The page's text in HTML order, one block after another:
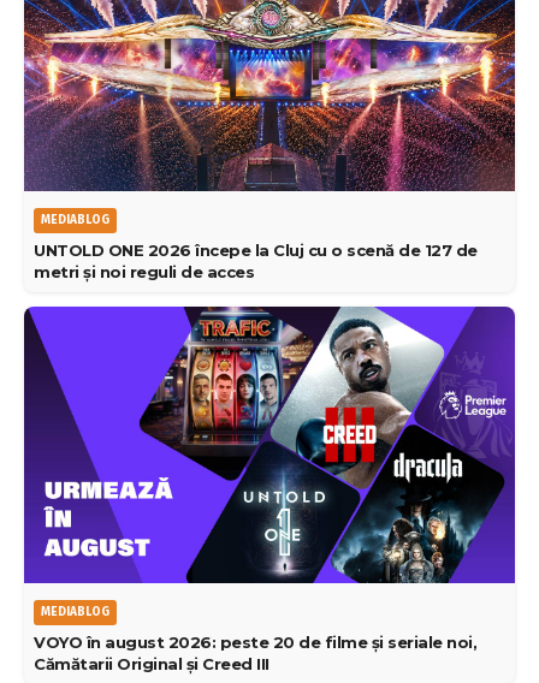
MEDIABLOG
UNTOLD ONE 2026 începe la Cluj cu o scenă de 127 de
metri și noi reguli de acces
MEDIABLOG
VOYO în august 2026: peste 20 de filme și seriale noi,
Cămătarii Original și Creed III